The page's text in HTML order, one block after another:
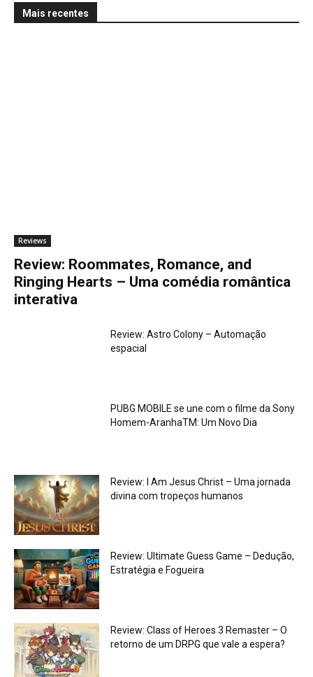
Mais recentes
Reviews
Review: Roommates, Romance, and
Ringing Hearts – Uma comédia romântica
interativa
Review: Astro Colony – Automação
espacial
PUBG MOBILE se une com o filme da Sony
Homem-AranhaTM: Um Novo Dia
Review: I Am Jesus Christ – Uma jornada
divina com tropeços humanos
Review: Ultimate Guess Game – Dedução,
Estratégia e Fogueira
Review: Class of Heroes 3 Remaster – O
retorno de um DRPG que vale a espera?